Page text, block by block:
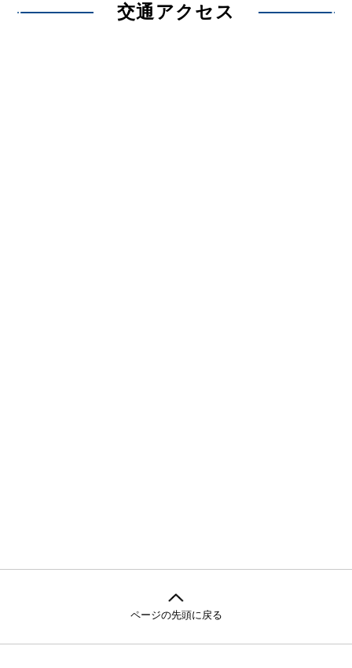
交通アクセス
ページの先頭に戻る